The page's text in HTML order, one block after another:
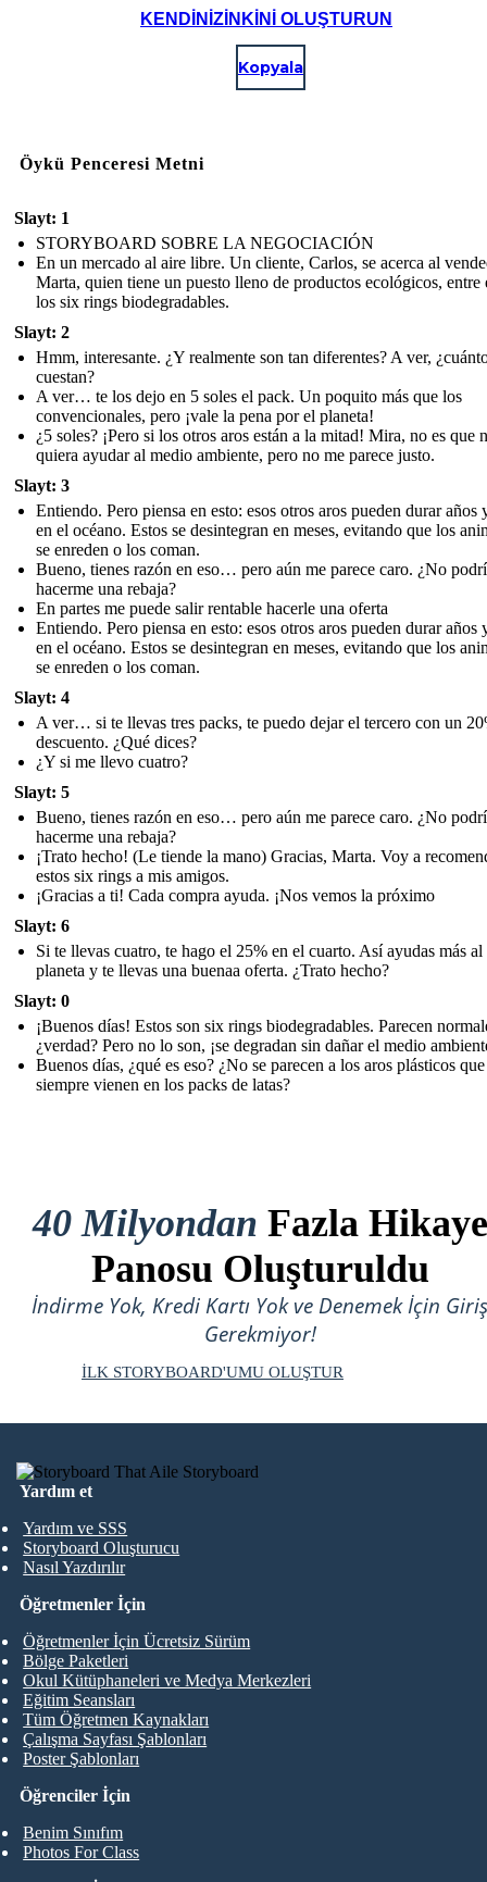
KENDINIZINKINI OLUŞTURUN
Kopyala
Öykü Penceresi Metni
Slayt: 1
STORYBOARD SOBRE LA NEGOCIACIÓN
En un mercado al aire libre. Un cliente, Carlos, se acerca al
Marta, quien tiene un puesto lleno de productos ecológicos, entre
los six rings biodegradables.
Slayt: 2
Hmm, interesante. ¿Y realmente son tan diferentes? A ver,
cuestan?
A ver… te los dejo en 5 soles el pack. Un poquito más que los
convencionales, pero ¡vale la pena por el planeta!
¿5 soles? ¡Pero si los otros aros están a la mitad! Mira, no es que
quiera ayudar al medio ambiente, pero no me parece justo.
Slayt: 3
Entiendo. Pero piensa en esto: esos otros aros pueden durar años
en el océano. Estos se desintegran en meses, evitando que los
se enreden o los coman.
Bueno, tienes razón en eso… pero aún me parece caro. ¿No
hacerme una rebaja?
En partes me puede salir rentable hacerle una oferta
Entiendo. Pero piensa en esto: esos otros aros pueden durar años
en el océano. Estos se desintegran en meses, evitando que los
se enreden o los coman.
Slayt: 4
A ver… si te llevas tres packs, te puedo dejar el tercero con un
descuento. ¿Qué dices?
¿Y si me llevo cuatro?
Slayt: 5
Bueno, tienes razón en eso… pero aún me parece caro. ¿No
hacerme una rebaja?
¡Trato hecho! (Le tiende la mano) Gracias, Marta. Voy a
estos six rings a mis amigos.
¡Gracias a ti! Cada compra ayuda. ¡Nos vemos la próximo
Slayt: 6
Si te llevas cuatro, te hago el 25% en el cuarto. Así ayudas más al
planeta y te llevas una buenaa oferta. ¿Trato hecho?
Slayt: 0
¡Buenos días! Estos son six rings biodegradables. Parecen
¿verdad? Pero no lo son, ¡se degradan sin dañar el medio
Buenos días, ¿qué es eso? ¿No se parecen a los aros plásticos que
siempre vienen en los packs de latas?
40 Milyondan Fazla Hikaye
Panosu Oluşturuldu
İndirme Yok, Kredi Kartı Yok ve Denemek İçin Giriş
Gerekmiyor!
İLK STORYBOARD'UMU OLUŞTUR
Yardım et
Yardım ve SSS
Storyboard Oluşturucu
Nasıl Yazdırılır
Öğrenciler İçin
Benim Sınıfım
Photos For Class
Öğretmenler İçin
Öğretmenler İçin Ücretsiz Sürüm
Bölge Paketleri
Okul Kütüphaneleri ve Medya Merkezleri
Eğitim Seansları
Tüm Öğretmen Kaynakları
Çalışma Sayfası Şablonları
Poster Şablonları